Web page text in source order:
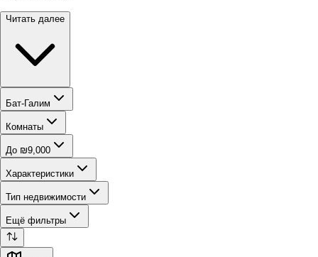
Читать далее
Бат-Галим
Комнаты
До ₪9,000
Характеристики
Тип недвижимости
Ещё фильтры